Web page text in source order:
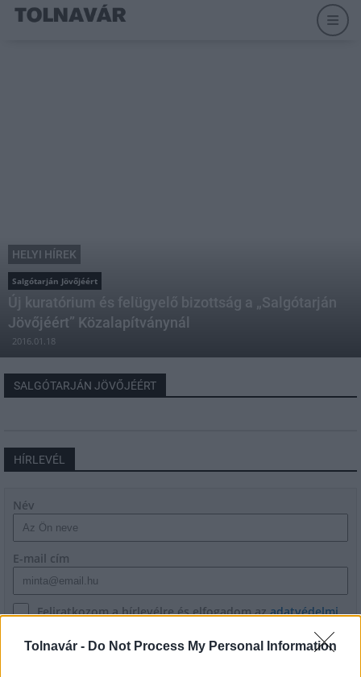
Tolnavár - Do Not Process My Personal Information
HELYI HÍREK
Salgótarján Jövőjéért
Új kuratórium és felügyelő bizottság a „Salgótarján
Jövőjéért” Közalapítványnál
2016.01.18
SALGÓTARJÁN JÖVŐJÉÉRT
HÍRLEVÉL
Név
E-mail cím
Feliratkozom a hírlevélre és elfogadom azadatvédelmi